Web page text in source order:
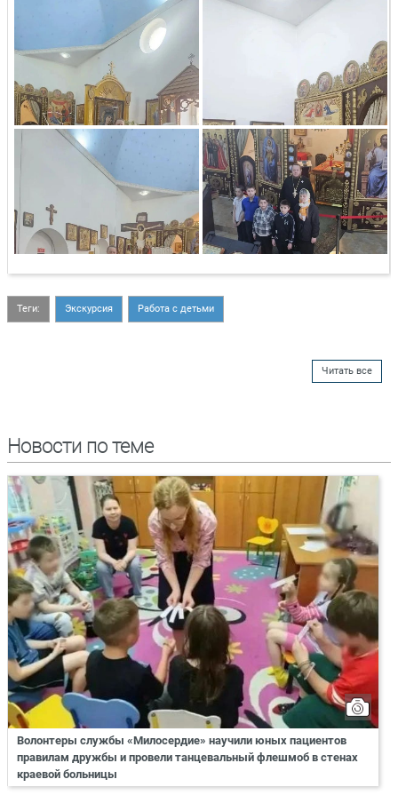
Теги: Экскурсия Работа с детьми
Читать все
Новости по теме
Волонтеры службы «Милосердие» научили юных пациентов
правилам дружбы и провели танцевальный флешмоб в стенах
краевой больницы